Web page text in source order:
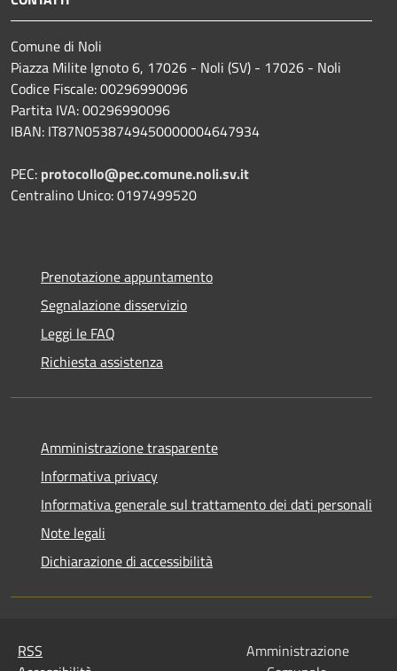
Comune di Noli
Piazza Milite Ignoto 6, 17026 - Noli (SV) - 17026 - Noli
Codice Fiscale: 00296990096
Partita IVA: 00296990096
IBAN: IT87N0538749450000004647934
PEC: protocollo@pec.comune.noli.sv.it
Centralino Unico: 0197499520
Prenotazione appuntamento
Segnalazione disservizio
Leggi le FAQ
Richiesta assistenza
Amministrazione trasparente
Informativa privacy
Informativa generale sul trattamento dei dati personali
Note legali
Dichiarazione di accessibilità
RSS
Amministrazione